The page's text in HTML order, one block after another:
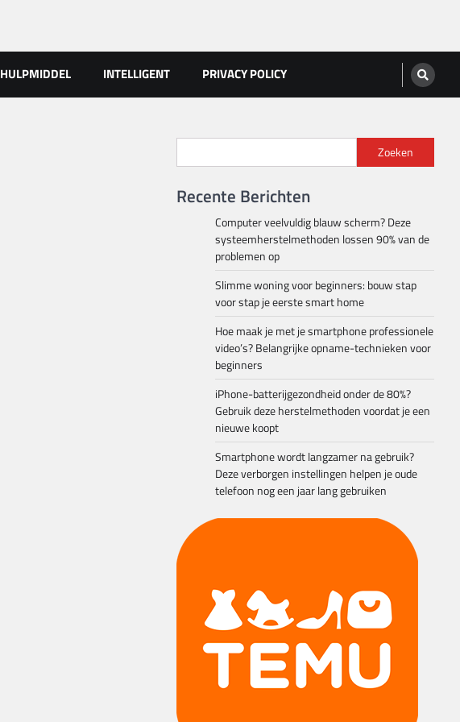
HULPMIDDEL INTELLIGENT PRIVACY POLICY
Zoeken
Recente Berichten
Computer veelvuldig blauw scherm? Deze
systeemherstelmethoden lossen 90% van de
problemen op
Slimme woning voor beginners: bouw stap
voor stap je eerste smart home
Hoe maak je met je smartphone professionele
video’s? Belangrijke opname-technieken voor
beginners
iPhone-batterijgezondheid onder de 80%?
Gebruik deze herstelmethoden voordat je een
nieuwe koopt
Smartphone wordt langzamer na gebruik?
Deze verborgen instellingen helpen je oude
telefoon nog een jaar lang gebruiken